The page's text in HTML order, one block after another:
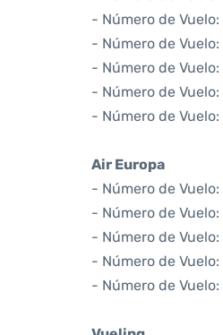
- Número de Vuelo:
- Número de Vuelo:
- Número de Vuelo:
- Número de Vuelo:
- Número de Vuelo:
Air Europa
- Número de Vuelo:
- Número de Vuelo:
- Número de Vuelo:
- Número de Vuelo:
- Número de Vuelo: